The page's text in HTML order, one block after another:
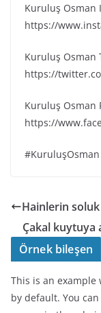
Kuruluş Osman
https://
Kuruluş Osman
https://
Kuruluş Osman
https://
Hainlerin soluk
Çakal kuytuya
Örnek bileşen
This is an example
by default. You